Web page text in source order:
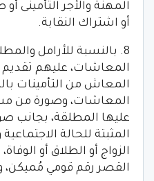
المهنة والأجر التأمينى
أو اشتراك النقابة.
8. بالنسبة للأرامل
المعاشات، عليهم
المعاش من التأمينات
المعاشات، وصورة من
عليها المطلقة، بجانب
المثبتة للحالة
الزواج أو الطلاق أو
القصر رقم قومي مُميكن،